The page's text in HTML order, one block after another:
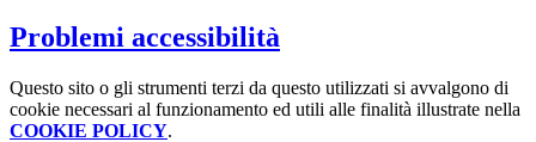
Problemi accessibilità
Questo sito o gli strumenti terzi da questo utilizzati si avvalgono di
cookie necessari al funzionamento ed utili alle finalità illustrate nella
COOKIE POLICY.